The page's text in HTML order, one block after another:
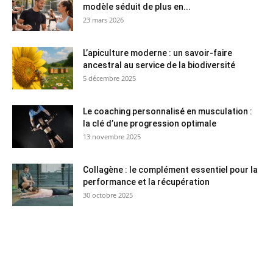
modèle séduit de plus en...
23 mars 2026
L’apiculture moderne : un savoir-faire
ancestral au service de la biodiversité
5 décembre 2025
Le coaching personnalisé en musculation :
la clé d’une progression optimale
13 novembre 2025
Collagène : le complément essentiel pour la
performance et la récupération
30 octobre 2025